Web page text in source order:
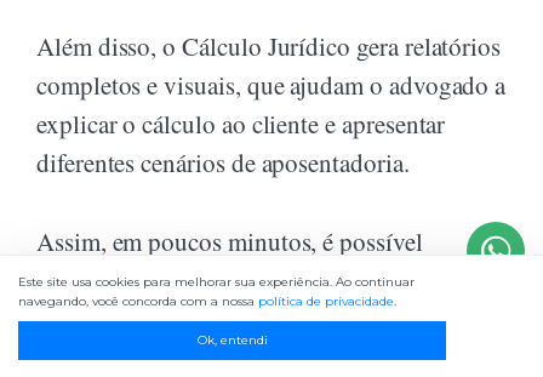
Além disso, o Cálculo Jurídico gera relatórios
completos e visuais, que ajudam o advogado a
explicar o cálculo ao cliente e apresentar
diferentes cenários de aposentadoria.
Assim, em poucos minutos, é possível
identificar:
quando o servidor pode se aposentar
Este site usa cookies para melhorar sua experiência. Ao continuar
navegando, você concorda com a nossa política de privacidade.
Ok, entendi